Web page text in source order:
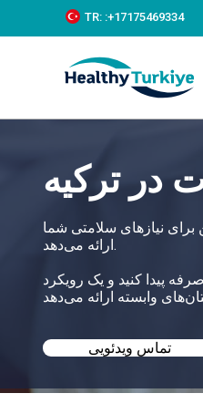
k
c
TR: :+‪17175469334‬
در ترکیه
برای نیازهای سلامتی شما
ارائه می‌دهد.
پیدا کنید و یک رویکرد
تماس ویدئویی